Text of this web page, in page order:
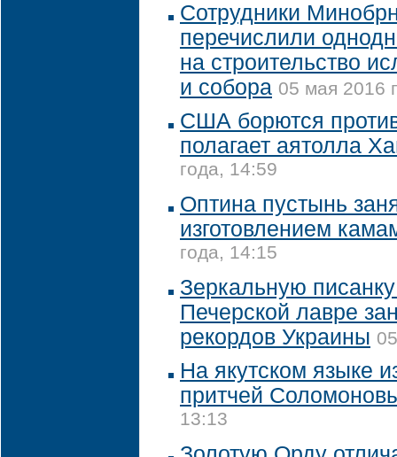
Сотрудники
перечислили
на строительство
и собора 05 мая 2016
США борются
полагает аятолла
года, 14:59
Оптина пустынь
изготовлением
года, 14:15
Зеркальную
Печерской лавре
рекордов Украины
На якутском языке
притчей
13:13